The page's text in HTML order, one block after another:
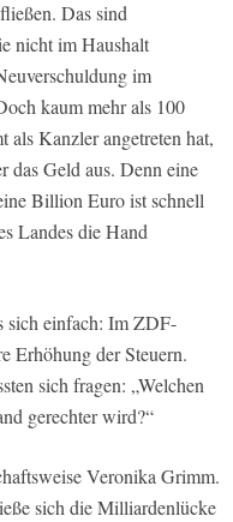
Das sind
nicht im Haushalt
im
kaum mehr als 100
als Kanzler angetreten hat,
das Geld aus. Denn eine
Billion Euro ist schnell
Landes die Hand
sich einfach: Im ZDF-
Erhöhung der Steuern.
sich fragen: „Welchen
gerechter wird?“
Veronika Grimm.
sich die Milliardenlücke